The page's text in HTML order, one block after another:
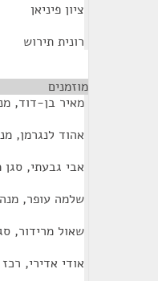
ציון פיניאן
רונית תירוש
מוזמנים
מאיר בן-דוד,
אהוד לנגרמן,
אבי גבעתי,
שלמה עופר,
שאול מרידור,
אודי אדירי,